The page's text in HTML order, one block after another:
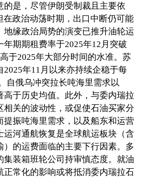
的是，尽管伊朗受制裁且主要依
在政治动荡时期，出口中断仍可能
地缘政治局势的演变已推升油轮运
年期期租费率于2025年12月突破
于2025年大部分时间的水准。苏
2025年11月以来亦持续企稳于每
自俄乌冲突拉长吨海里需求以
高于历史均值。此外，与委内瑞拉
相关的波动性，或促使石油买家分
提振吨海里需求，以及船东和运营
运河通航恢复是全球航运板块（含
）的运费面临的主要下行因素。多
集装箱班轮公司持审慎态度。就油
正常化的影响或将抵消委内瑞拉石